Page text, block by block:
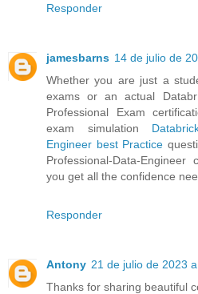
Responder
jamesbarns 14 de julio de
Whether you are just a
exams or an actual
Professional Exam
exam simulation
Engineer best Practice
Professional-Data-
you get all the confidence
Responder
Antony 21 de julio de 2023
Thanks for sharing beautiful